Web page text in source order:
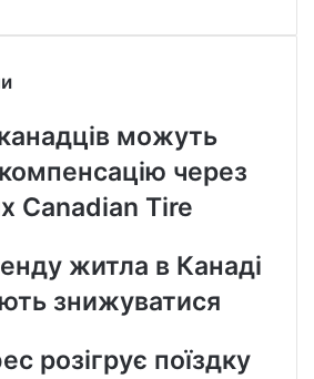
можуть
через
Canadian Tire
житла в Канаді
знижуватися
розігрує поїздку